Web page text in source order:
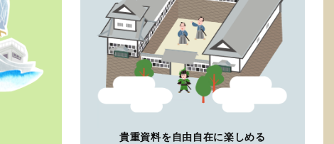
貴重資料を自由自在に楽しめる